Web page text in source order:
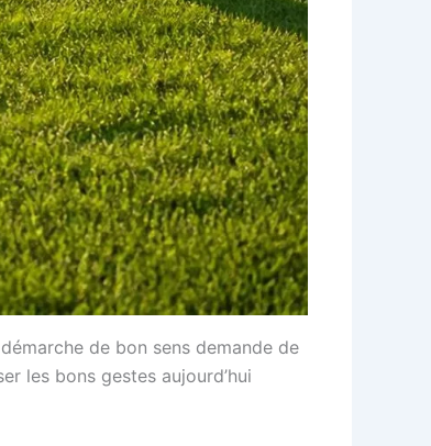
de bon sens demande de
les bons gestes aujourd’hui